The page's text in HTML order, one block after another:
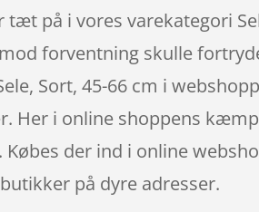
tæt på i vores varekategori
forventning skulle
Sort, 45-66 cm i
i online shoppens
der ind i online
på dyre adresser.